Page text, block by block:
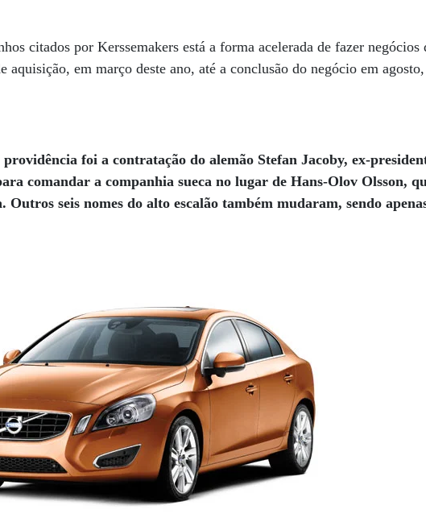
citados por Kerssemakers está a forma acelerada de fazer negócios
aquisição, em março deste ano, até a conclusão do negócio em
foi a contratação do alemão Stefan Jacoby, ex-
comandar a companhia sueca no lugar de Hans-Olov Olsson,
Outros seis nomes do alto escalão também mudaram, sendo